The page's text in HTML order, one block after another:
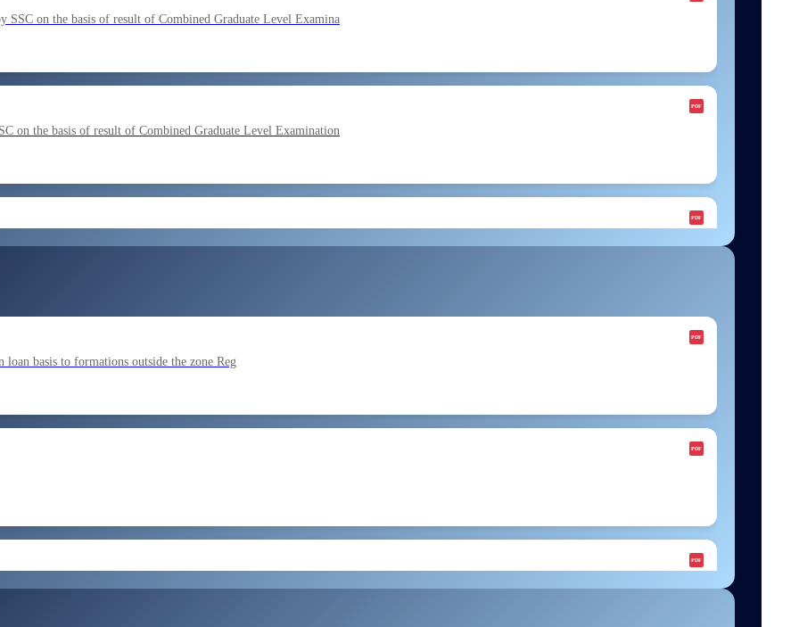
on the basis of result of Combined Graduate Level Examina
on the basis of result of Combined Graduate Level Examination
by SSC on the basis of result of CombIned Graduate Level E
on U hRM the basis of result of Combined Graduate Level E
basis to formations outside the zone Reg